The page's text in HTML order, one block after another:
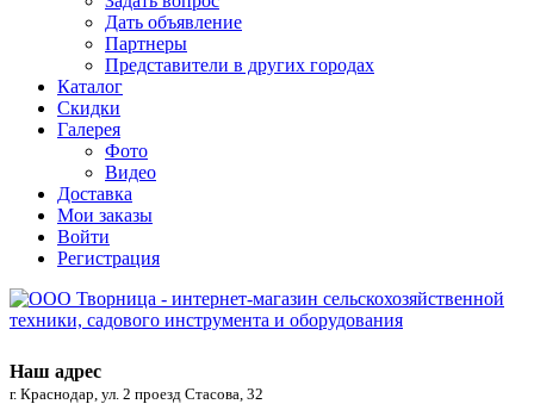
Дать объявление
Партнеры
Представители в других городах
Каталог
Скидки
Галерея
Фото
Видео
Доставка
Мои заказы
Войти
Регистрация
Наш адрес
г. Краснодар, ул. 2 проезд Стасова, 32